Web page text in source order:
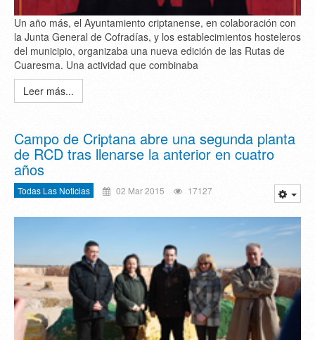
Un año más, el Ayuntamiento criptanense, en colaboración con
la Junta General de Cofradías, y los establecimientos hosteleros
del municipio, organizaba una nueva edición de las Rutas de
Cuaresma. Una actividad que combinaba
Leer más...
Campo de Criptana abre una segunda planta
de RCD tras llenarse la anterior en cuatro
años
Todas Las Noticias 02 Mar 2015 17127